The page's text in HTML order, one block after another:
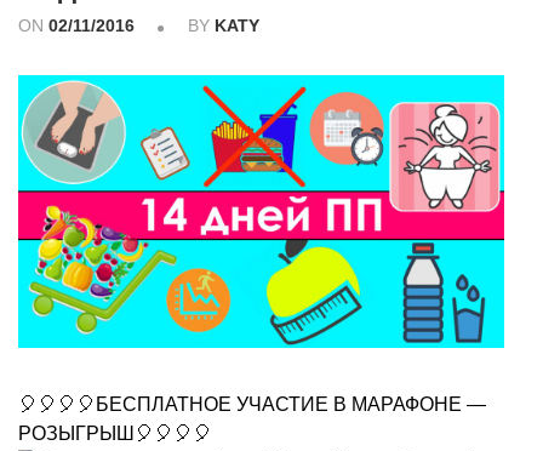
ON 02/11/2016 BY KATY
🎈🎈🎈🎈БЕСПЛАТНОЕ УЧАСТИЕ В МАРАФОНЕ —
РОЗЫГРЫШ🎈🎈🎈🎈